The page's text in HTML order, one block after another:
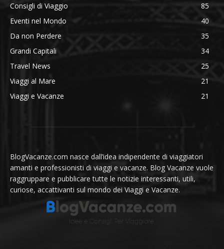
Consigli di Viaggio
85
Eventi nel Mondo
40
Da non Perdere
35
Grandi Capitali
34
Travel News
25
Viaggi al Mare
21
Viaggi e Vacanze
21
BlogVacanze.com nasce dall’idea indipendente di viaggiatori
amanti e professionisti di viaggi e vacanze. Blog Vacanze vuole
raggruppare e pubblicare tutte le notizie interessanti, utili,
curiose, accattivanti sul mondo dei Viaggi e Vacanze.